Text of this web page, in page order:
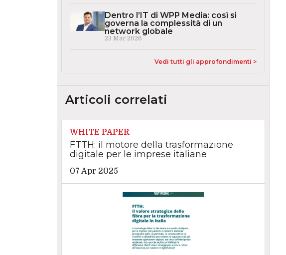
Dentro l’IT di WPP Media: così si
governa la complessità di un
network globale
23 Mar 2026
Vedi tutti gli approfondimenti >
Articoli correlati
WHITE PAPER
FTTH: il motore della trasformazione
digitale per le imprese italiane
07 Apr 2025